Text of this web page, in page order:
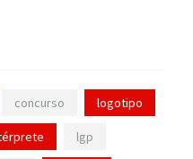
concurso logotipo
lgp